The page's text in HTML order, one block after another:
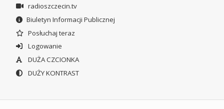
radioszczecin.tv
Biuletyn Informacji Publicznej
Posłuchaj teraz
Logowanie
DUŻA CZCIONKA
DUŻY KONTRAST